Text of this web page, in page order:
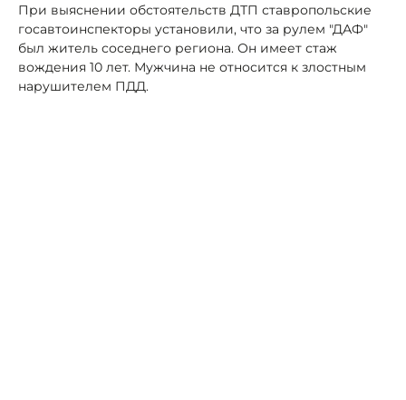
При выяснении обстоятельств ДТП ставропольские
госавтоинспекторы установили, что за рулем "ДАФ"
был житель соседнего региона. Он имеет стаж
вождения 10 лет. Мужчина не относится к злостным
нарушителем ПДД.